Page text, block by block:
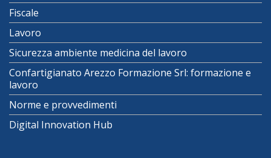
Fiscale
Lavoro
Sicurezza ambiente medicina del lavoro
Confartigianato Arezzo Formazione Srl: formazione e
lavoro
Norme e provvedimenti
Digital Innovation Hub